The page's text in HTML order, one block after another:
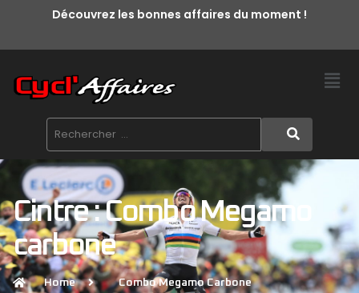
Découvrez les bonnes affaires du moment !
Cintre : Combo Megamo
carbone
Home Combo Megamo Carbone